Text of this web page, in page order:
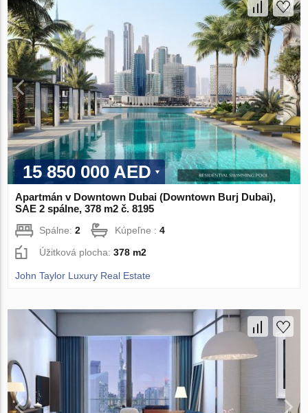
15 850 000 AED
Apartmán v Downtown Dubai (Downtown Burj Dubai),
SAE 2 spálne, 378 m2 č. 8195
Spálne:2 Kúpeľne :4
Úžitková plocha:378 m2
John Taylor Luxury Real Estate